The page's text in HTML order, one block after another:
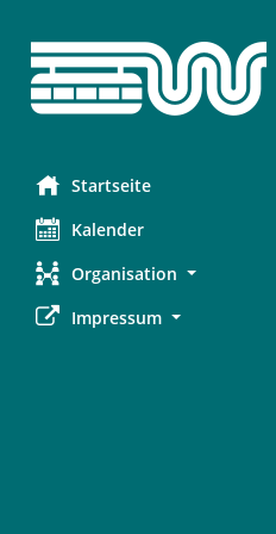
Startseite
Kalender
Organisation
Impressum